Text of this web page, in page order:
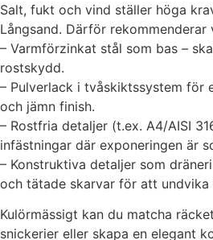
Salt, fukt och vind ställer höga
Långsand. Därför rekommenderar
– Varmförzinkat stål som bas –
rostskydd.
– Pulverlack i tvåskiktssystem för
och jämn finish.
– Rostfria detaljer (t.ex. A4/AISI
infästningar där exponeringen är
– Konstruktiva detaljer som
och tätade skarvar för att
Kulörmässigt kan du matcha
snickerier eller skapa en elegant